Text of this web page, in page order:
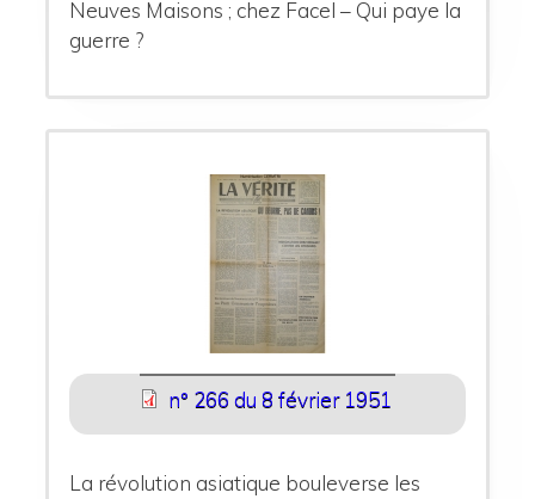
Neuves Maisons ; chez Facel – Qui paye la
guerre ?
n° 266 du 8 février 1951
La révolution asiatique bouleverse les